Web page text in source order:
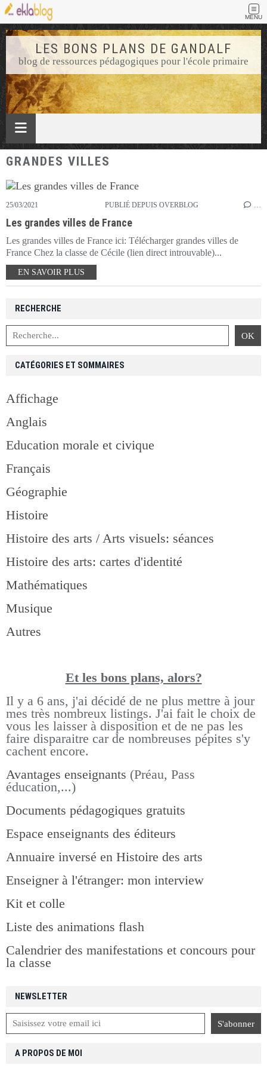
MENU
LES BONS PLANS DE GANDALF
blog de ressources pédagogiques pour l'école primaire
GRANDES VILLES
25/03/2021 PUBLIÉ DEPUIS OVERBLOG …
Les grandes villes de France
Les grandes villes de France ici: Télécharger grandes villes de
France Chez la classe de Cécile (lien direct introuvable)...
EN SAVOIR PLUS
NEWSLETTER
RECHERCHE
CATÉGORIES ET SOMMAIRES
Affichage
Anglais
Education morale et civique
Français
Géographie
Histoire
Histoire des arts / Arts visuels: séances
Histoire des arts: cartes d'identité
Mathématiques
Musique
Autres
Et les bons plans, alors?
Il y a 6 ans, j'ai décidé de ne plus mettre à jour
mes très nombreux listings. J'ai fait le choix de
vous les laisser à disposition et de ne pas les
faire disparaitre car de nombreuses pépites s'y
cachent encore.
Avantages enseignants (Préau, Pass
éducation,...)
Documents pédagogiques gratuits
Espace enseignants des éditeurs
Annuaire inversé en Histoire des arts
Enseigner à l'étranger: mon interview
Kit et colle
Liste des animations flash
Calendrier des manifestations et concours pour
la classe
A PROPOS DE MOI